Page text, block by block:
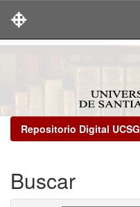
Repositorio Digital UCSG
Buscar